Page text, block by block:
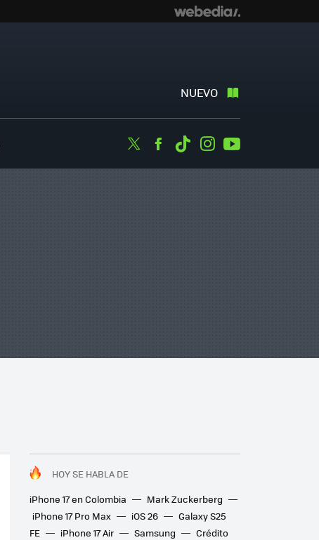
NUEVO
TwitterFacebook
TiktokInstagram
HOY SE HABLA DE
iPhone 17 en Colombia
Mark Zuckerberg
iPhone 17 Pro Max
iOS 26
Galaxy S25
FE
iPhone 17 Air Samsung
Crédito